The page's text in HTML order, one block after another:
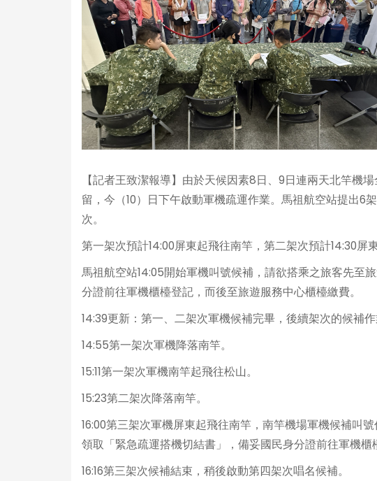
【記者王致潔報導】由於天候因素8日、9日連兩天北竿機
留，今（10）日下午啟動軍機疏運作業。馬祖航空站提出
次。
第一架次預計14:00屏東起飛往南竿，第二架次預計14:30屏
馬祖航空站14:05開始軍機叫號候補，請欲搭乘之旅客先至
分證前往軍機櫃檯登記，而後至旅遊服務中心櫃檯繳費。
14:39更新：第一、二架次軍機候補完畢，後續架次的候補作
14:55第一架次軍機降落南竿。
15:11第一架次軍機南竿起飛往松山。
15:23第二架次降落南竿。
16:00第三架次軍機屏東起飛往南竿，南竿機場軍機候補叫
領取「緊急疏運搭機切結書」，備妥國民身分證前往軍機櫃
16:16第三架次候補結束，稍後啟動第四架次唱名候補。